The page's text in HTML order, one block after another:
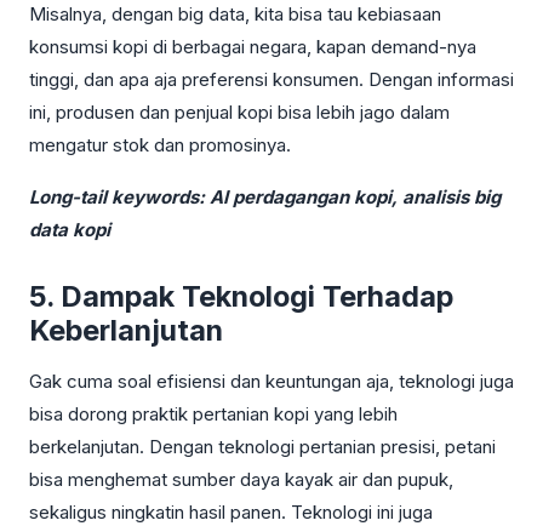
Misalnya, dengan big data, kita bisa tau kebiasaan
konsumsi kopi di berbagai negara, kapan demand-nya
tinggi, dan apa aja preferensi konsumen. Dengan informasi
ini, produsen dan penjual kopi bisa lebih jago dalam
mengatur stok dan promosinya.
Long-tail keywords: AI perdagangan kopi, analisis big
data kopi
5. Dampak Teknologi Terhadap
Keberlanjutan
Gak cuma soal efisiensi dan keuntungan aja, teknologi juga
bisa dorong praktik pertanian kopi yang lebih
berkelanjutan. Dengan teknologi pertanian presisi, petani
bisa menghemat sumber daya kayak air dan pupuk,
sekaligus ningkatin hasil panen. Teknologi ini juga